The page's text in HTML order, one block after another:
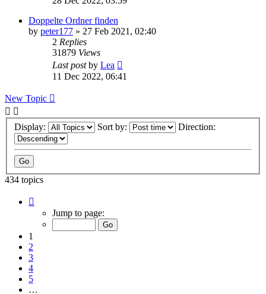
Doppelte Ordner finden
by peter177 » 27 Feb 2021, 02:40
2 Replies
31879 Views
Last postby Lea
11 Dec 2022, 06:41
New Topic
Display: Sort by: Direction:
434 topics
Jump to page:
1
2
3
4
5
…